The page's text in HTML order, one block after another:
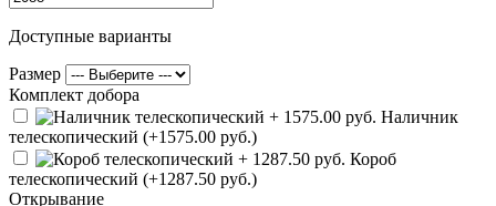
Доступные варианты
Размер
Комплект добора
Наличник
телескопический (+1575.00 руб.)
Короб
телескопический (+1287.50 руб.)
Открывание